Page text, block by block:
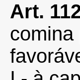
Art.
comina